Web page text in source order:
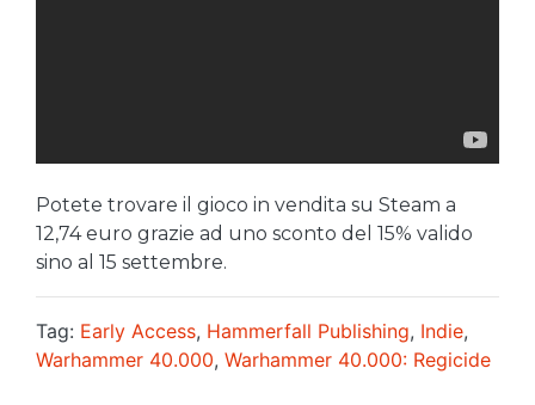
Potete trovare il gioco in vendita su Steam a
12,74 euro grazie ad uno sconto del 15% valido
sino al 15 settembre.
Tag: Early Access, Hammerfall Publishing, Indie,
Warhammer 40.000, Warhammer 40.000: Regicide